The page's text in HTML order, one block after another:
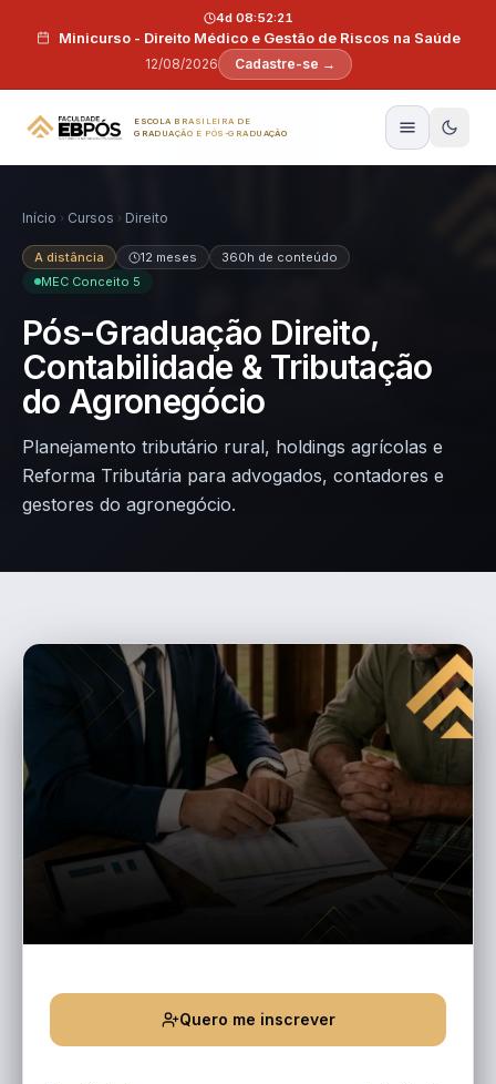
Minicurso - Direito Médico e Gestão de Riscos na Saúde
12/08/2026
4d 08:52:20
Cadastre-se →
ESCOLA BRASILEIRA DE
GRADUAÇÃO E PÓS-GRADUAÇÃO
Início Cursos Direito
A distância 12 meses
360h de conteúdo
MEC Conceito 5
Pós-Graduação Direito,
Contabilidade & Tributação
do Agronegócio
Planejamento tributário rural, holdings agrícolas e
Reforma Tributária para advogados, contadores e
gestores do agronegócio.
Quero me inscrever